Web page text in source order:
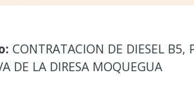
CONTRATACION DE DIESEL B5,
DE LA DIRESA MOQUEGUA